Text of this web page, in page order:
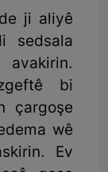
ji aliyê
sedsala
bi
çargoşe
wê
Ev